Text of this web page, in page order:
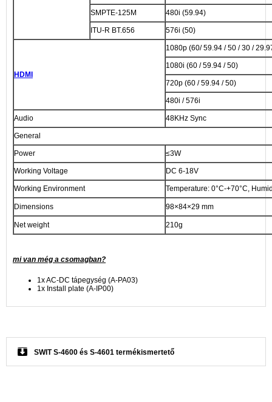
SMPTE-125M 480i (59.94)
ITU-R BT.656 576i (50)
HDMI
1080p (60/ 59.94 / 50 / 30 /
1080i (60 / 59.94 / 50)
720p (60 / 59.94 / 50)
480i / 576i
Audio 48KHz Sync
General
Power ≤3W
Working Voltage DC 6-18V
Working Environment Temperature: 0°C-+70°C,
Dimensions 98×84×29 mm
Net weight 210g
mi van még a csomagban?
1x AC-DC tápegység (A-PA03)
1x Install plate (A-IP00)
SWIT S-4600 és S-4601 termékismertető